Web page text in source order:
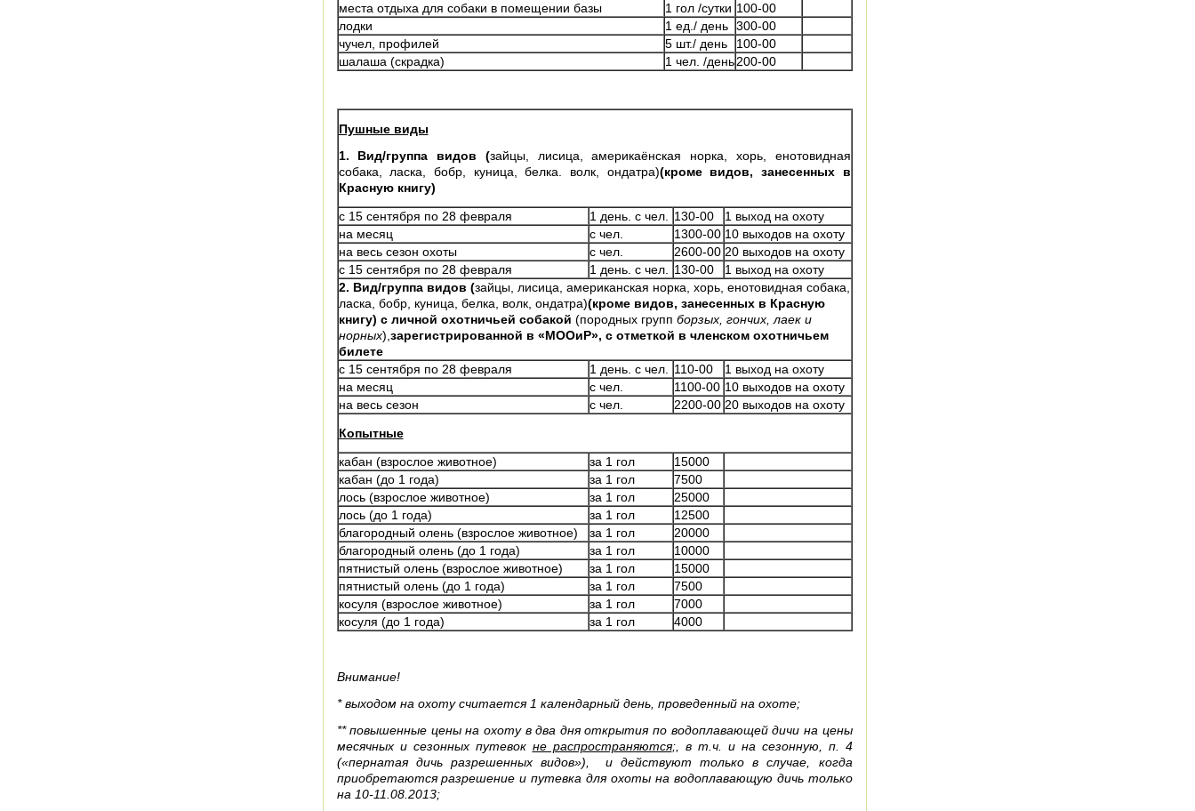
места отдыха для собаки в помещении базы
1 гол /сутки 100-00
лодки
1 ед./ день 300-00
чучел, профилей
5 шт./ день
100-00
шалаша (скрадка)
1 чел. /день 200-00
Пушные виды
1. Вид/группа видов (зайцы, лисица, америкаёнская норка, хорь, енотовидная
собака, ласка, бобр, куница, белка. волк, ондатра)(кроме видов, занесенных в
Красную книгу)
с 15 сентября по 28 февраля
1 день. с чел. 130-00
1 выход на охоту
на месяц
с чел. 1300-00 10 выходов на охоту
на весь сезон охоты
с чел. 2600-00 20 выходов на охоту
с 15 сентября по 28 февраля
1 день. с чел. 130-00
1 выход на охоту
2. Вид/группа видов (зайцы, лисица, американская норка, хорь, енотовидная собака,
ласка, бобр, куница, белка, волк, ондатра)(кроме видов, занесенных в Красную
книгу) с личной охотничьей собакой (породных групп борзых, гончих, лаек и
норных), зарегистрированной в «МООиР», с отметкой в членском охотничьем
билете
с 15 сентября по 28 февраля
1 день. с чел. 110-00
1 выход на охоту
на месяц
с чел. 1100-00 10 выходов на охоту
на весь сезон
с чел. 2200-00 20 выходов на охоту
Копытные
кабан (взрослое животное)
за 1 гол
15000
кабан (до 1 года)
за 1 гол
7500
лось (взрослое животное)
за 1 гол
25000
лось (до 1 года)
за 1 гол
12500
благородный олень (взрослое животное)
за 1 гол
20000
благородный олень (до 1 года)
за 1 гол
10000
пятнистый олень (взрослое животное)
за 1 гол
15000
пятнистый олень (до 1 года)
за 1 гол
7500
косуля (взрослое животное)
за 1 гол
7000
косуля (до 1 года)
за 1 гол 4000
Внимание!
* выходом на охоту считается 1 календарный день, проведенный на охоте;
** повышенные цены на охоту в два дня открытия по водоплавающей дичи на цены
месячных и сезонных путевок не распространяются;, в т.ч. и на сезонную, п. 4
(«пернатая дичь разрешенных видов»), и действуют только в случае, когда
приобретаются разрешение и путевка для охоты на водоплавающую дичь только
на 10-11.08.2013;